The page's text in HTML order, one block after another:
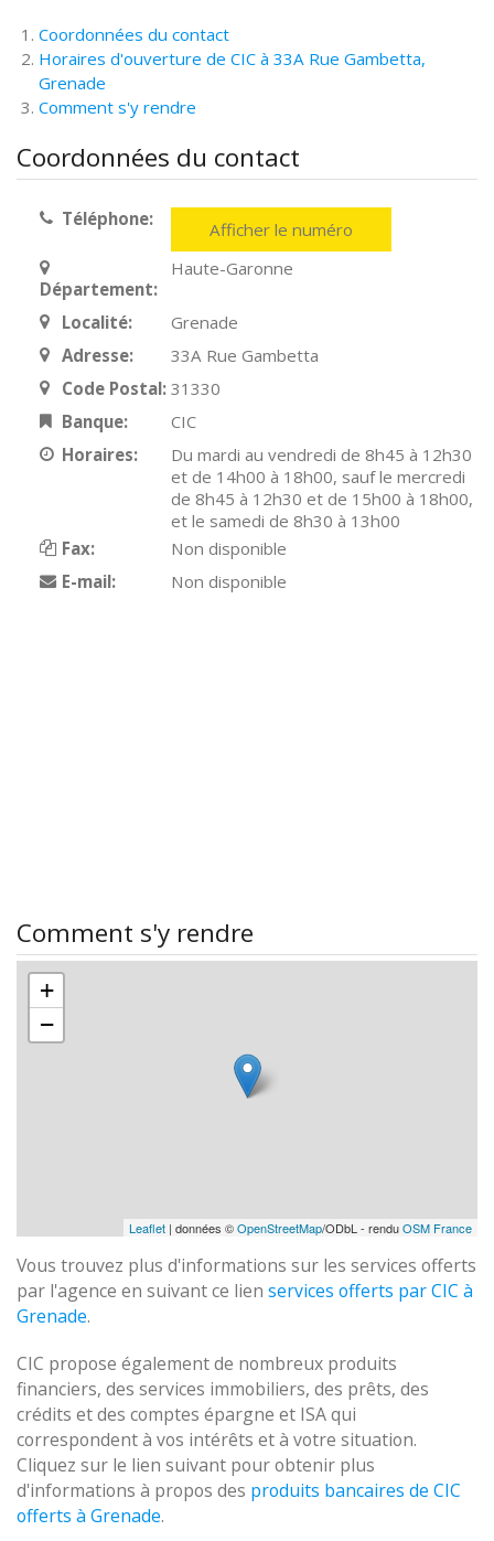
Coordonnées du contact
Horaires d'ouverture de CIC à 33A Rue Gambetta,
Grenade
Comment s'y rendre
Coordonnées du contact
Téléphone: Afficher le numéro
Département:
Haute-Garonne
Localité:
Grenade
Adresse:
33A Rue Gambetta
Code Postal: 31330
Banque:
CIC
Horaires:
Du mardi au vendredi de 8h45 à 12h30
et de 14h00 à 18h00, sauf le mercredi
de 8h45 à 12h30 et de 15h00 à 18h00,
et le samedi de 8h30 à 13h00
Fax:
Non disponible
E-mail:
Non disponible
Comment s'y rendre
+
−
Leaflet | données ©OpenStreetMap/ODbL - renduOSM France
Vous trouvez plus d'informations sur les services offerts
par l'agence en suivant ce lien services offerts par CIC à
Grenade.
CIC propose également de nombreux produits
financiers, des services immobiliers, des prêts, des
crédits et des comptes épargne et ISA qui
correspondent à vos intérêts et à votre situation.
Cliquez sur le lien suivant pour obtenir plus
d'informations à propos des produits bancaires de CIC
offerts à Grenade.